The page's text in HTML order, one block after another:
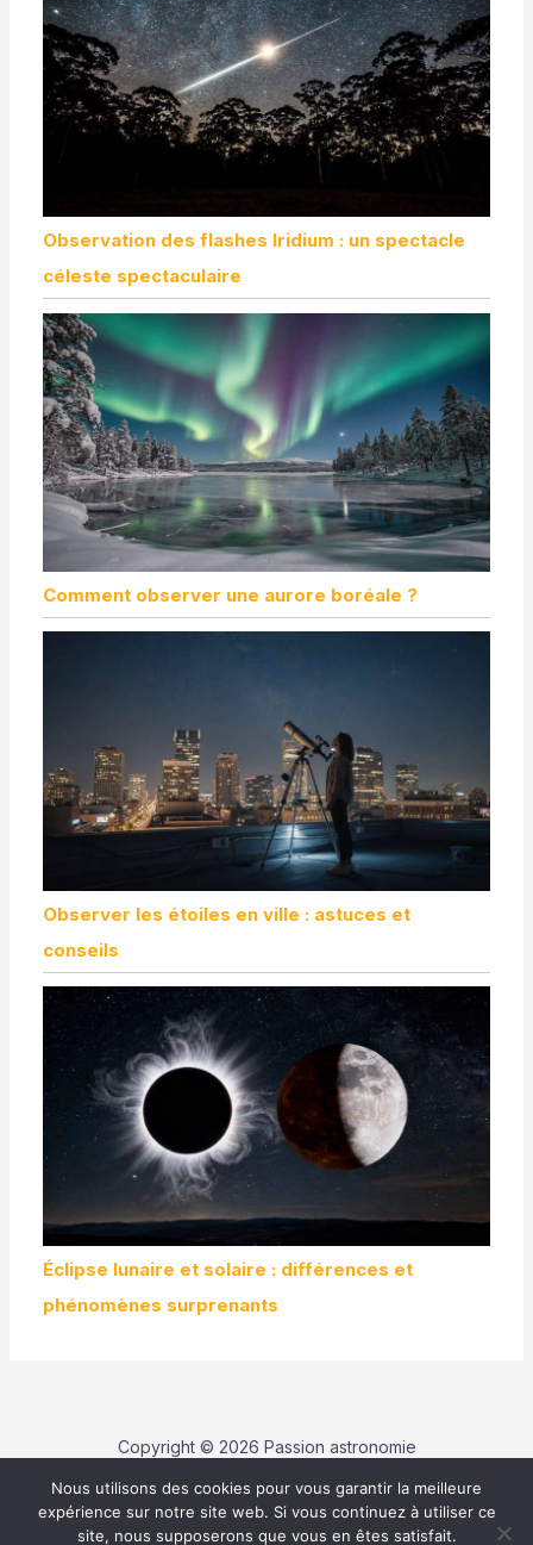
Observation des flashes Iridium : un spectacle
céleste spectaculaire
Comment observer une aurore boréale ?
Observer les étoiles en ville : astuces et
conseils
Éclipse lunaire et solaire : différences et
phénomènes surprenants
Copyright © 2026 Passion astronomie
Contact
Politique de confidentialité
Nous utilisons des cookies pour vous garantir la meilleure
expérience sur notre site web. Si vous continuez à utiliser ce
site, nous supposerons que vous en êtes satisfait.